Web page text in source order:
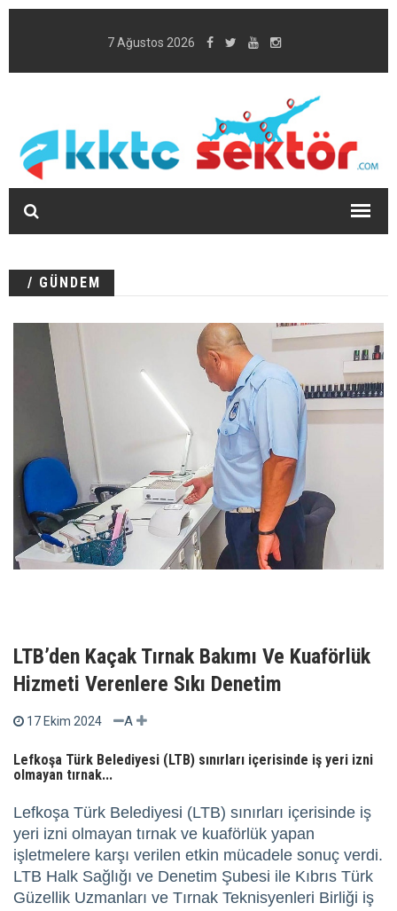
7 Ağustos 2026
/ GÜNDEM
LTB’den Kaçak Tırnak Bakımı Ve Kuaförlük
Hizmeti Verenlere Sıkı Denetim
17 Ekim 2024 A
Lefkoşa Türk Belediyesi (LTB) sınırları içerisinde iş yeri izni
olmayan tırnak...
Lefkoşa Türk Belediyesi (LTB) sınırları içerisinde iş
yeri izni olmayan tırnak ve kuaförlük yapan
işletmelere karşı verilen etkin mücadele sonuç verdi.
LTB Halk Sağlığı ve Denetim Şubesi ile Kıbrıs Türk
Güzellik Uzmanları ve Tırnak Teknisyenleri Birliği iş